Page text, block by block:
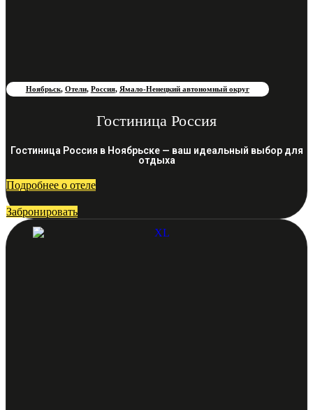
Ноябрьск, Отели, Россия, Ямало-Ненецкий автономный округ
Гостиница Россия
Гостиница Россия в Ноябрьске — ваш идеальный выбор для
отдыха
Подробнее о отеле
Забронировать